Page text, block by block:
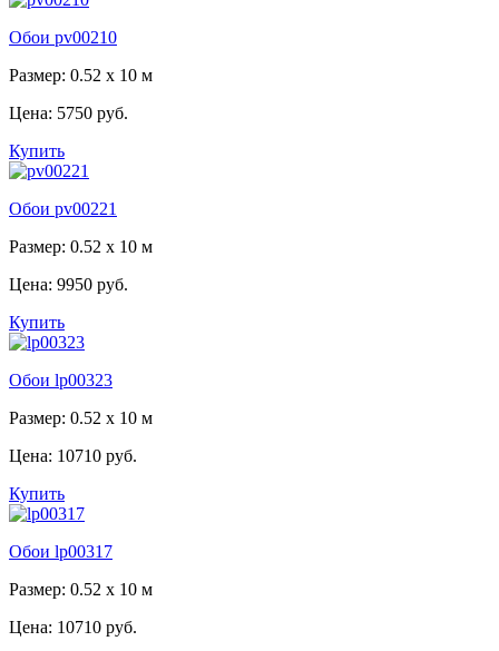
Обои pv00210
Размер: 0.52 x 10 м
Цена: 5750 руб.
Купить
Обои pv00221
Размер: 0.52 x 10 м
Цена: 9950 руб.
Купить
Обои lp00323
Размер: 0.52 x 10 м
Цена: 10710 руб.
Купить
Обои lp00317
Размер: 0.52 x 10 м
Цена: 10710 руб.